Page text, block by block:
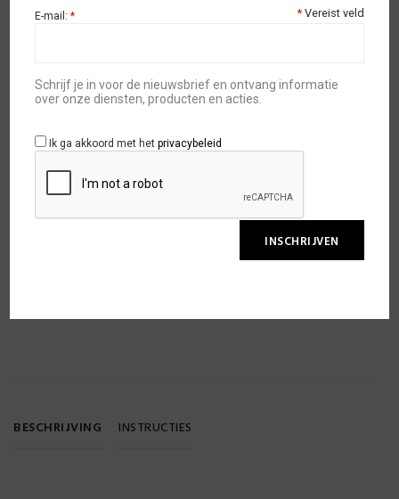
TOEVOEGEN AAN WINKELWAGEN
BESCHRIJVING INSTRUCTIES
*Vereist veld
E-mail:*
Schrijf je in voor de nieuwsbrief en ontvang informatie
over onze diensten, producten en acties.
Ik ga akkoord met hetprivacybeleid